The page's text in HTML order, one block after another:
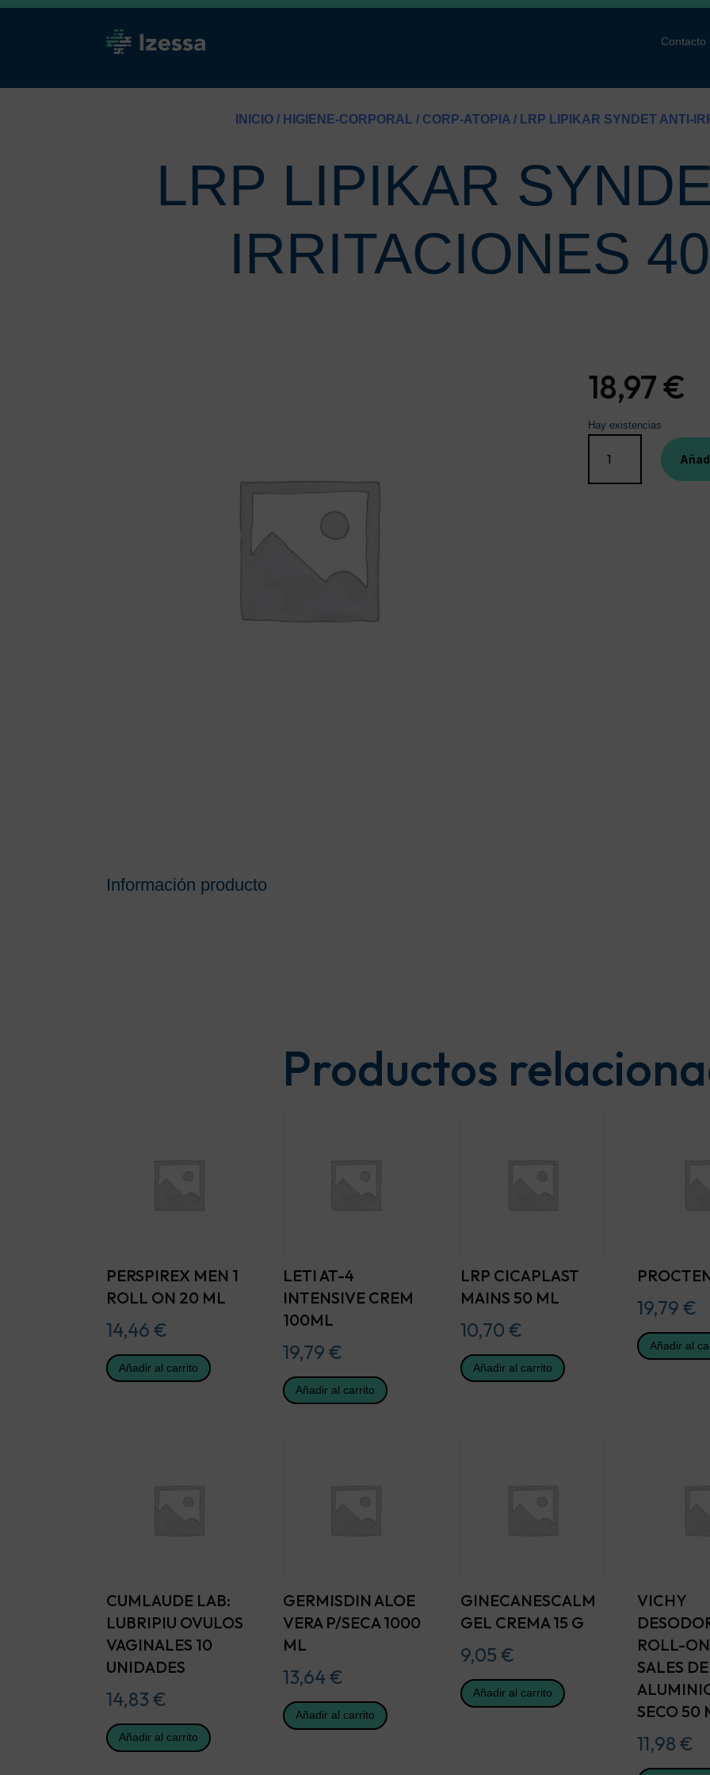
Contacto
INICIO/ HIGIENE-CORPORAL / CORP-ATOPIA/ LRP LIPIKAR SYNDET ANTI-
LRP LIPIKAR
IRRITACIONES
18,97€
Hay existencias
LIPIKAR
Información producto
Productos
PERSPIREX MEN 1
ROLL ON 20 ML
14,46€
Añadir al carrito
LETI AT-4
INTENSIVE CREM
100ML
19,79€
Añadir al carrito
LRP CICAPLAST
MAINS 50 ML
10,70 €
Añadir al carrito
19,79 €
Añadir al
CUMLAUDE LAB:
LUBRIPIU OVULOS
VAGINALES 10
UNIDADES
14,83€
Añadir al carrito
GERMISDIN ALOE
VERA P/SECA 1000
ML
13,64€
Añadir al carrito
GINECANESCALM
GEL CREMA 15 G
9,05 €
Añadir al carrito
VICHY
ROLL-
SALES DE
SECO 50
11,98 €